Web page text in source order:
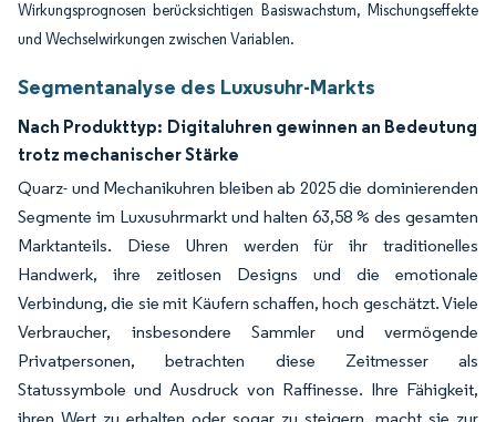
Wirkungsprognosen berücksichtigen Basiswachstum, Mischungseffekte
und Wechselwirkungen zwischen Variablen.
Segmentanalyse des Luxusuhr-Markts
Nach Produkttyp: Digitaluhren gewinnen an Bedeutung
trotz mechanischer Stärke
Quarz- und Mechanikuhren bleiben ab 2025 die dominierenden
Segmente im Luxusuhrmarkt und halten 63,58 % des gesamten
Marktanteils. Diese Uhren werden für ihr traditionelles
Handwerk, ihre zeitlosen Designs und die emotionale
Verbindung, die sie mit Käufern schaffen, hoch geschätzt. Viele
Verbraucher, insbesondere Sammler und vermögende
Privatpersonen, betrachten diese Zeitmesser als
Statussymbole und Ausdruck von Raffinesse. Ihre Fähigkeit,